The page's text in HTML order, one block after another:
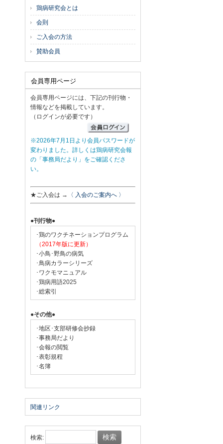
鶏病研究会とは
会則
ご入会の方法
賛助会員
会員専用ページ
会員専用ページには、下記の刊行物・
情報などを掲載しています。
（ログインが必要です）
※2026年7月1日より会員パスワードが
変わりました。詳しくは鶏病研究会報
の「事務局だより」をご確認くださ
い。
★ご入会は → 〈 入会のご案内へ 〉
●刊行物●
･鶏のワクチネーションプログラム
（2017年版に更新）
･小鳥･野鳥の病気
･鳥病カラーシリーズ
･ワクモマニュアル
･鶏病用語2025
･総索引
●その他●
･地区･支部研修会抄録
･事務局だより
･会報の閲覧
･表彰規程
･名簿
関連リンク
検索: